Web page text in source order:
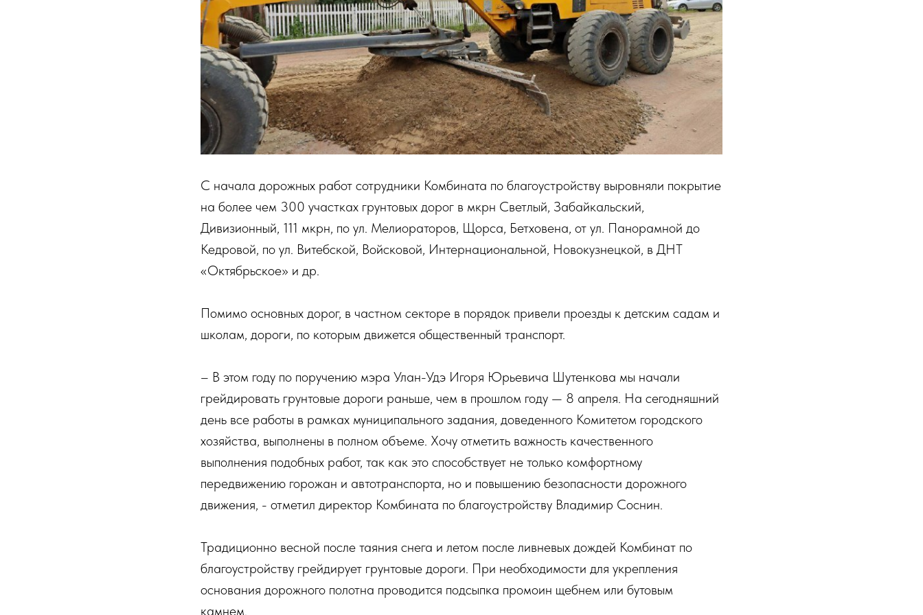
С начала дорожных работ сотрудники Комбината по благоустройству выровняли покрытие
на более чем 300 участках грунтовых дорог в мкрн Светлый, Забайкальский,
Дивизионный, 111 мкрн, по ул. Мелиораторов, Щорса, Бетховена, от ул. Панорамной до
Кедровой, по ул. Витебской, Войсковой, Интернациональной, Новокузнецкой, в ДНТ
«Октябрьское» и др.
Помимо основных дорог, в частном секторе в порядок привели проезды к детским садам и
школам, дороги, по которым движется общественный транспорт.
– В этом году по поручению мэра Улан-Удэ Игоря Юрьевича Шутенкова мы начали
грейдировать грунтовые дороги раньше, чем в прошлом году — 8 апреля. На сегодняшний
день все работы в рамках муниципального задания, доведенного Комитетом городского
хозяйства, выполнены в полном объеме. Хочу отметить важность качественного
выполнения подобных работ, так как это способствует не только комфортному
передвижению горожан и автотранспорта, но и повышению безопасности дорожного
движения, - отметил директор Комбината по благоустройству Владимир Соснин.
Традиционно весной после таяния снега и летом после ливневых дождей Комбинат по
благоустройству грейдирует грунтовые дороги. При необходимости для укрепления
основания дорожного полотна проводится подсыпка промоин щебнем или бутовым
камнем.